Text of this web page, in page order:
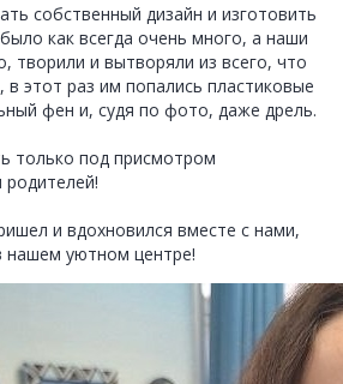
собственный дизайн и изготовить
как всегда очень много, а наши
творили и вытворяли из всего, что
в этот раз им попались пластиковые
фен и, судя по фото, даже дрель.
только под присмотром
и вдохновился вместе с нами,
уютном центре!